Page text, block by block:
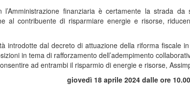
l’Amministrazione finanziaria è certamente la strada
al contribuente di risparmiare energie e risorse,
introdotte dal decreto di attuazione della riforma fiscale
in tema di rafforzamento dell’adempimento
ad entrambi il risparmio di energie e risorse,
giovedì 18 aprile 2024 dalle ore